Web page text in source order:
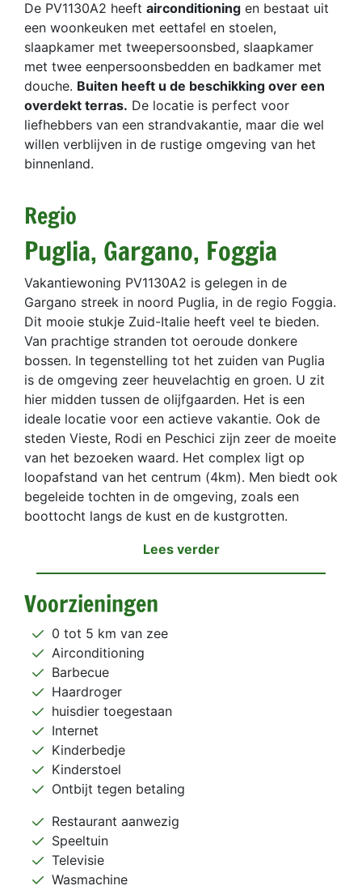
De PV1130A2 heeft airconditioning en bestaat uit
een woonkeuken met eettafel en stoelen,
slaapkamer met tweepersoonsbed, slaapkamer
met twee eenpersoonsbedden en badkamer met
douche. Buiten heeft u de beschikking over een
overdekt terras. De locatie is perfect voor
liefhebbers van een strandvakantie, maar die wel
willen verblijven in de rustige omgeving van het
binnenland.
Regio
Puglia, Gargano, Foggia
Vakantiewoning PV1130A2 is gelegen in de
Gargano streek in noord Puglia, in de regio Foggia.
Dit mooie stukje Zuid-Italie heeft veel te bieden.
Van prachtige stranden tot oeroude donkere
bossen. In tegenstelling tot het zuiden van Puglia
is de omgeving zeer heuvelachtig en groen. U zit
hier midden tussen de olijfgaarden. Het is een
ideale locatie voor een actieve vakantie. Ook de
steden Vieste, Rodi en Peschici zijn zeer de moeite
van het bezoeken waard. Het complex ligt op
loopafstand van het centrum (4km). Men biedt ook
begeleide tochten in de omgeving, zoals een
boottocht langs de kust en de kustgrotten.
Lees verder
Voorzieningen
0 tot 5 km van zee
Airconditioning
Barbecue
Haardroger
huisdier toegestaan
Internet
Kinderbedje
Kinderstoel
Ontbijt tegen betaling
Restaurant aanwezig
Speeltuin
Televisie
Wasmachine